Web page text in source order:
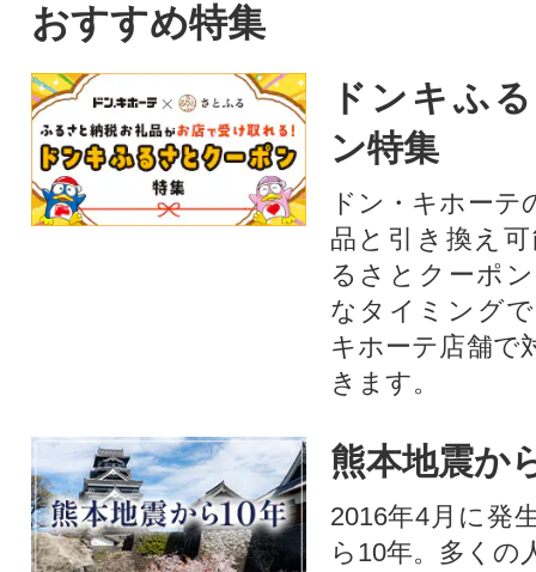
おすすめ特集
ドンキふ
ン特集
ドン・キホーテ
品と引き換え
るさとクーポ
なタイミング
キホーテ店舗で
きます。
熊本地震か
2016年4月に発
ら10年。多くの